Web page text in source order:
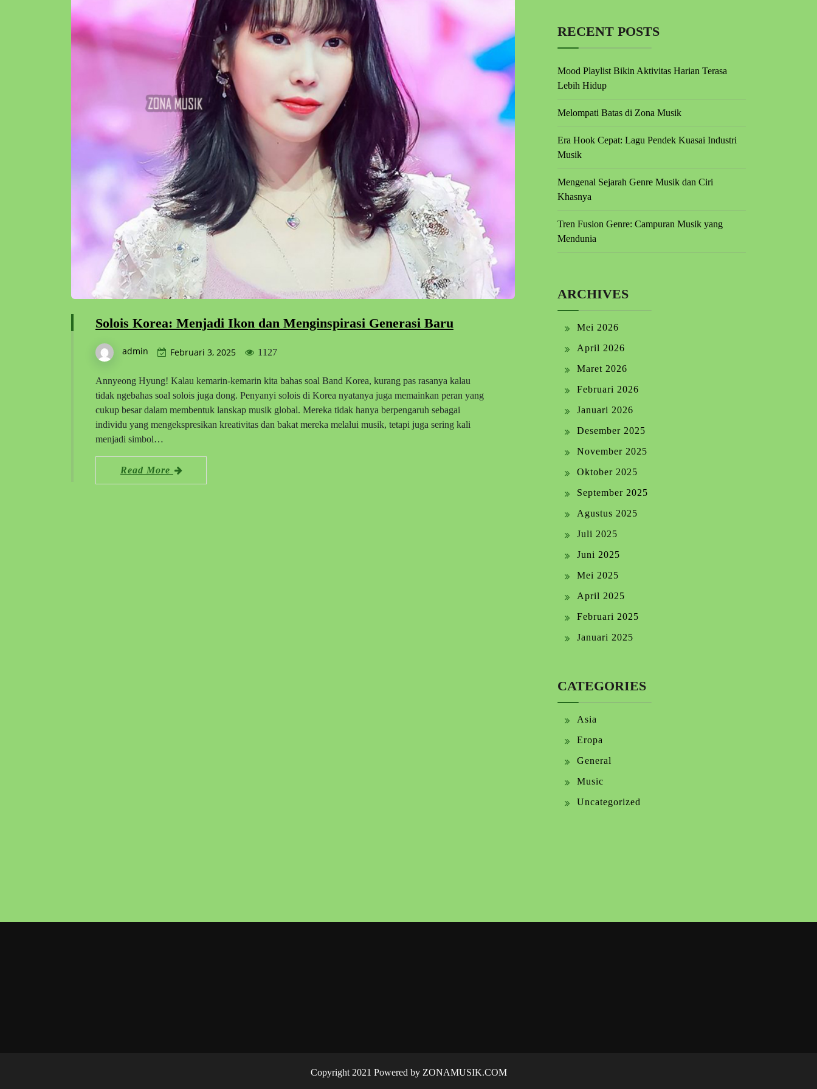
Solois Korea: Menjadi Ikon dan Menginspirasi Generasi Baru
admin Februari 3, 2025 1127
Annyeong Hyung! Kalau kemarin-kemarin kita bahas soal Band Korea, kurang pas rasanya kalau
tidak ngebahas soal solois juga dong. Penyanyi solois di Korea nyatanya juga memainkan peran yang
cukup besar dalam membentuk lanskap musik global. Mereka tidak hanya berpengaruh sebagai
individu yang mengekspresikan kreativitas dan bakat mereka melalui musik, tetapi juga sering kali
menjadi simbol…
Read More
RECENT POSTS
Mood Playlist Bikin Aktivitas Harian Terasa
Lebih Hidup
Melompati Batas di Zona Musik
Era Hook Cepat: Lagu Pendek Kuasai Industri
Musik
Mengenal Sejarah Genre Musik dan Ciri
Khasnya
Tren Fusion Genre: Campuran Musik yang
Mendunia
ARCHIVES
Mei 2026
April 2026
Maret 2026
Februari 2026
Januari 2026
Desember 2025
November 2025
Oktober 2025
September 2025
Agustus 2025
Juli 2025
Juni 2025
Mei 2025
April 2025
Februari 2025
Januari 2025
CATEGORIES
Asia
Eropa
General
Music
Uncategorized
Copyright 2021 Powered by ZONAMUSIK.COM